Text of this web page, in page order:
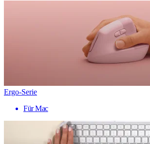
Ergo-Serie
Für Mac